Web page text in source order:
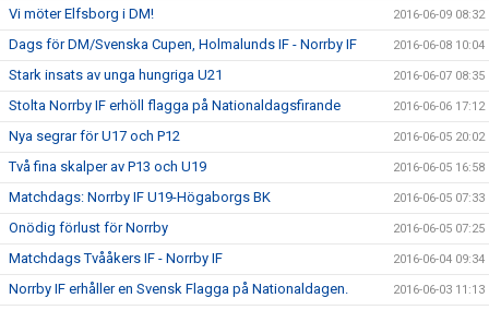
Vi möter Elfsborg i DM! 2016-06-09 08:32
Dags för DM/Svenska Cupen, Holmalunds IF - Norrby IF 2016-06-08 10:04
Stark insats av unga hungriga U21 2016-06-07 08:35
Stolta Norrby IF erhöll flagga på Nationaldagsfirande 2016-06-06 17:12
Nya segrar för U17 och P12 2016-06-05 20:02
Två fina skalper av P13 och U19 2016-06-05 16:58
Matchdags: Norrby IF U19-Högaborgs BK 2016-06-05 07:33
Onödig förlust för Norrby 2016-06-05 07:25
Matchdags Tvååkers IF - Norrby IF 2016-06-04 09:34
Norrby IF erhåller en Svensk Flagga på Nationaldagen. 2016-06-03 11:13